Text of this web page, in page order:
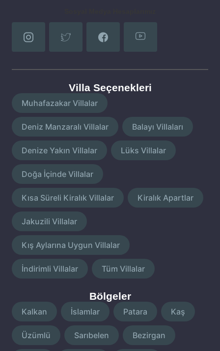
Villa Seçenekleri
Muhafazakar Villalar
Deniz Manzaralı Villalar Balayı Villaları
Denize Yakın Villalar Lüks Villalar
Doğa İçinde Villalar
Kısa Süreli Kiralık Villalar Kiralık Apartlar
Jakuzili Villalar
Kış Aylarına Uygun Villalar
İndirimli Villalar Tüm Villalar
Bölgeler
Kalkan İslamlar Patara Kaş
Üzümlü Sarıbelen Bezirgan